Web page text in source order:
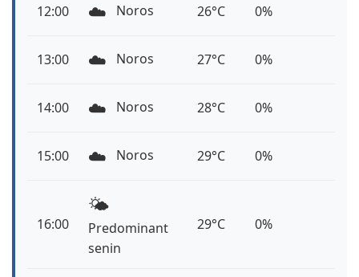
12:00 ☁️ Noros 26°C 0%
13:00 ☁️ Noros 27°C 0%
14:00 ☁️ Noros 28°C 0%
15:00 ☁️ Noros 29°C 0%
16:00
🌤️
Predominant
senin
29°C 0%